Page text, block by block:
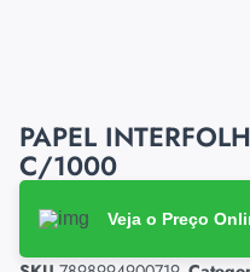
PAPEL
C/1000
Veja o Preço